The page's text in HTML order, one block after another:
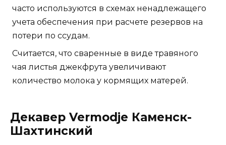
часто используются в схемах ненадлежащего
учета обеспечения при расчете резервов на
потери по ссудам.
Считается, что сваренные в виде травяного
чая листья джекфрута увеличивают
количество молока у кормящих матерей.
Декавер Vermodje Каменск-
Шахтинский